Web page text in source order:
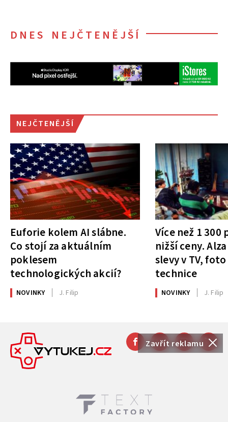
Zavřít reklamu
DNES NEJČTENĚJŠÍ
NEJČTENĚJŠÍ
Euforie kolem AI slábne.
Co stojí za aktuálním
poklesem
technologických akcií?
NOVINKY J. Filip
Více než 1
nižší ceny.
slevy v TV,
technice
NOVINKY J. Filip